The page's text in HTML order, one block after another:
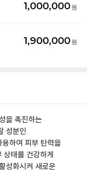
을 촉진하는
성분인
하여 피부 탄력을
상태를 건강하게
성화시켜 새로운
1,000,000
1,900,000